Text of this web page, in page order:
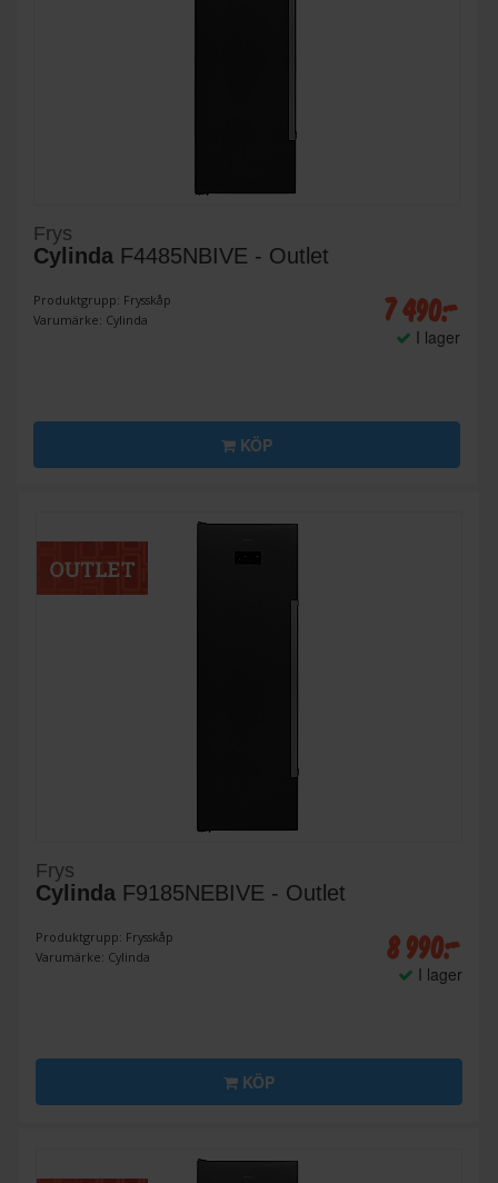
Frys
Cylinda F4485NBIVE - Outlet
Produktgrupp: Frysskåp
Varumärke: Cylinda
7 490:-
I lager
KÖP
Frys
Cylinda F9185NEBIVE - Outlet
Produktgrupp: Frysskåp
Varumärke: Cylinda
8 990:-
I lager
KÖP